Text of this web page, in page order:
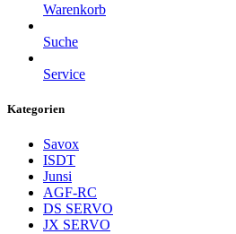
Warenkorb
Suche
Service
Kategorien
Savox
ISDT
Junsi
AGF-RC
DS SERVO
JX SERVO